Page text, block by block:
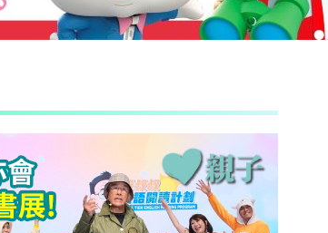
殘酷虐兒｜5歲男童餓死虐待案 母判囚22年！官斥殘忍
育兒教養｜放下3C產品 讓孩子經歷
樂善堂梁銶琚學校（
親子好去處｜8月消防
蔬菜貯存｜食前先好洗
辰民爸爸
ALLIE保寶小教室
育兒教養｜放下3C產